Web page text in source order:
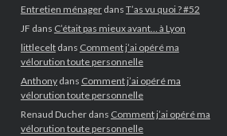
Entretien ménagerdans T’as vu quoi ? #52
JF dans C’était pas mieux avant… à Lyon
littleceltdans Comment j’ai opéré ma
vélorution toute personnelle
Anthonydans Comment j’ai opéré ma
vélorution toute personnelle
Renaud Ducherdans Comment j’ai opéré ma
vélorution toute personnelle